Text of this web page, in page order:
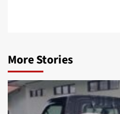
More Stories